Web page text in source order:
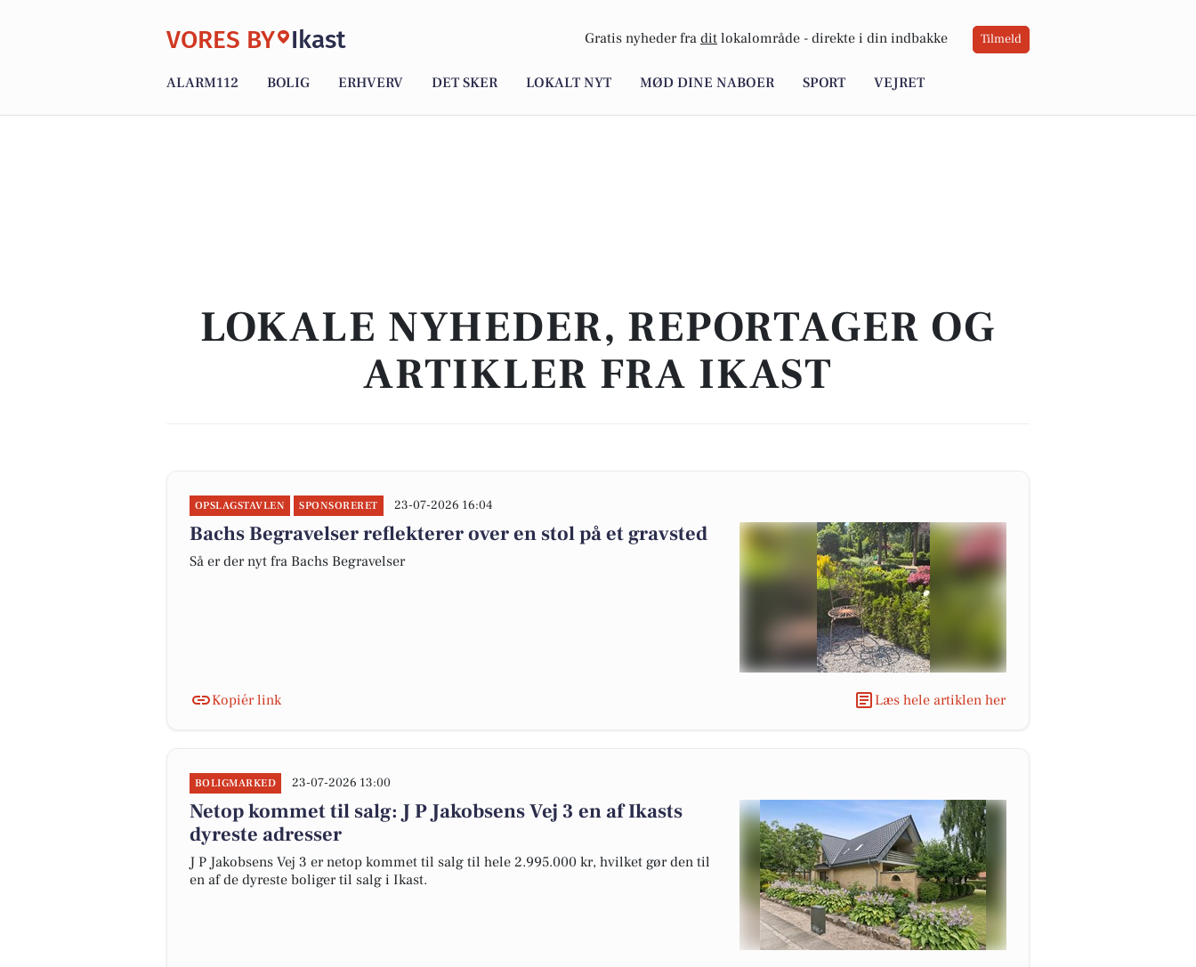
VORES BY Ikast Gratis nyheder fra dit lokalområde - direkte i din indbakke Tilmeld
ALARM112 BOLIG ERHVERV DET SKER LOKALT NYT MØD DINE NABOER SPORT VEJRET
LOKALE NYHEDER, REPORTAGER OG
ARTIKLER FRA IKAST
OPSLAGSTAVLEN SPONSORERET 23-07-2026 16:04
Bachs Begravelser reflekterer over en stol på et gravsted
Så er der nyt fra Bachs Begravelser
Kopiér link Læs hele artiklen her
BOLIGMARKED 23-07-2026 13:00
Netop kommet til salg: J P Jakobsens Vej 3 en af Ikasts
dyreste adresser
J P Jakobsens Vej 3 er netop kommet til salg til hele 2.995.000 kr, hvilket gør den til
en af de dyreste boliger til salg i Ikast.